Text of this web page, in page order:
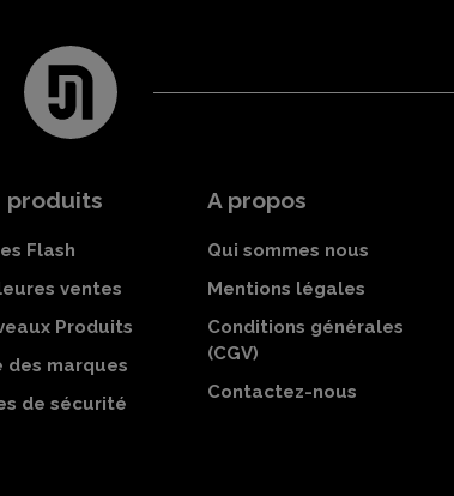
produits
Flash
ventes
Produits
des marques
de sécurité
A propos
Qui sommes nous
Mentions légales
Conditions générales
(CGV)
Contactez-nous